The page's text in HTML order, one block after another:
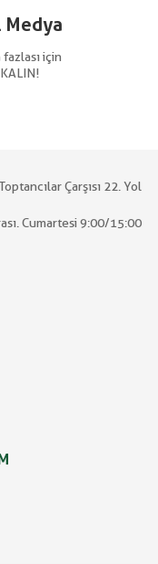
Medya
için
Çarşısı 22. Yol
Cumartesi 9:00/15:00